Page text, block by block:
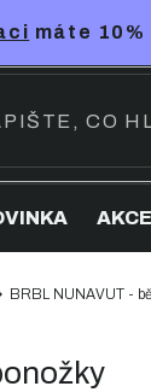
máte
AKCE
BRBL NUNAVUT -